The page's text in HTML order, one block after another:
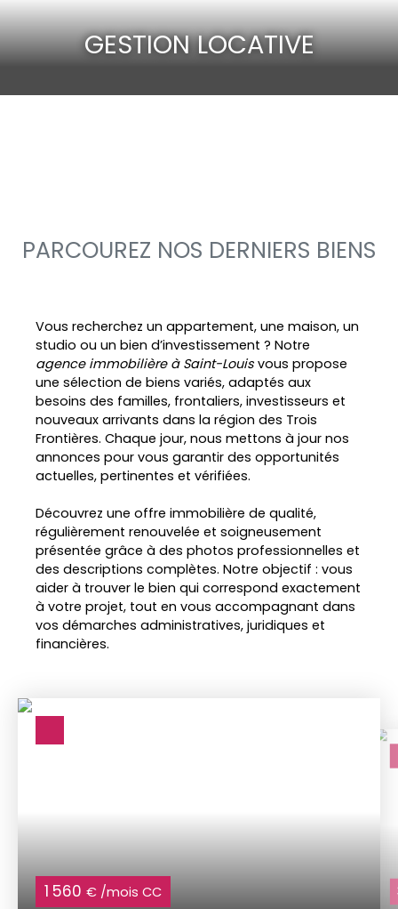
GESTION LOCATIVE
PARCOUREZ NOS DERNIERS BIENS
Vous recherchez un appartement, une maison, un
studio ou un bien d’investissement ? Notre
agence immobilière à Saint-Louis vous propose
une sélection de biens variés, adaptés aux
besoins des familles, frontaliers, investisseurs et
nouveaux arrivants dans la région des Trois
Frontières. Chaque jour, nous mettons à jour nos
annonces pour vous garantir des opportunités
actuelles, pertinentes et vérifiées.
Découvrez une offre immobilière de qualité,
régulièrement renouvelée et soigneusement
présentée grâce à des photos professionnelles et
des descriptions complètes. Notre objectif : vous
aider à trouver le bien qui correspond exactement
à votre projet, tout en vous accompagnant dans
vos démarches administratives, juridiques et
financières.
1 560 € /mois CC